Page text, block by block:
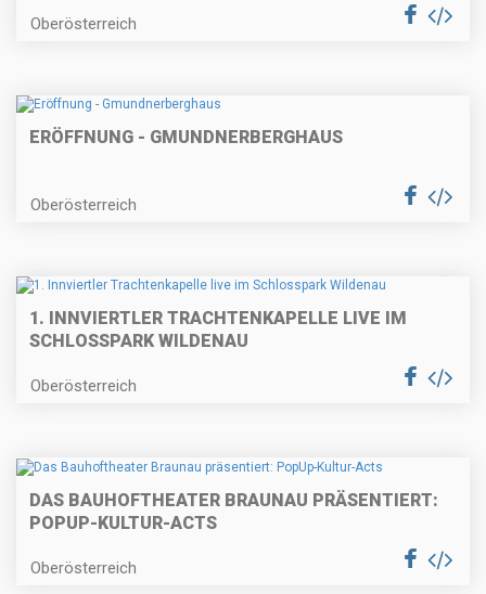
Oberösterreich
ERÖFFNUNG - GMUNDNERBERGHAUS
Oberösterreich
1. INNVIERTLER TRACHTENKAPELLE LIVE IM
SCHLOSSPARK WILDENAU
Oberösterreich
DAS BAUHOFTHEATER BRAUNAU PRÄSENTIERT:
POPUP-KULTUR-ACTS
Oberösterreich